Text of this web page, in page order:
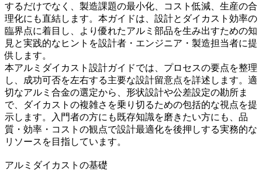
するだけでなく、製造課題の最小化、コスト低減、生産の合
理化にも直結します。本ガイドは、設計とダイカスト効率の
臨界点に着目し、より優れたアルミ部品を生み出すための知
見と実践的なヒントを設計者・エンジニア・製造担当者に提
供します。
本アルミダイカスト設計ガイドでは、プロセスの要点を整理
し、成功可否を左右する主要な設計留意点を詳述します。適
切なアルミ合金の選定から、形状設計や公差設定の勘所ま
で、ダイカストの複雑さを乗り切るための包括的な視点を提
示します。入門者の方にも既存知識を磨きたい方にも、品
質・効率・コストの観点で設計最適化を後押しする実務的な
リソースを目指しています。
アルミダイカストの基礎